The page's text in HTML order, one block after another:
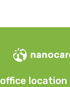
location